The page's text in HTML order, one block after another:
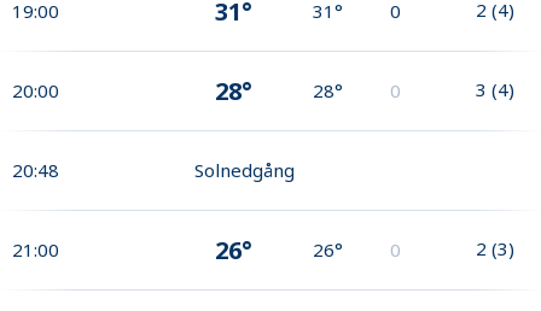
19:00 31° 31° 0 2 (4)
20:00 28° 28° 0 3 (4)
20:48 Solnedgång
21:00 26° 26° 0 2 (3)